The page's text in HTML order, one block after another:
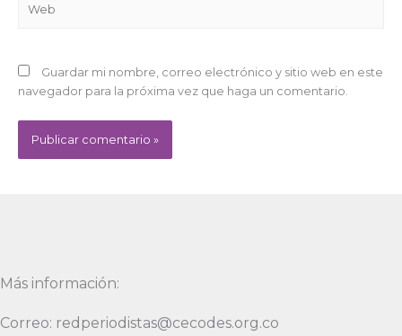
Guardar mi nombre, correo electrónico y sitio web en este
navegador para la próxima vez que haga un comentario.
Más información:
Correo: redperiodistas@cecodes.org.co